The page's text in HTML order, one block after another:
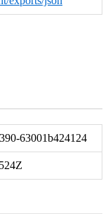
63001b424124